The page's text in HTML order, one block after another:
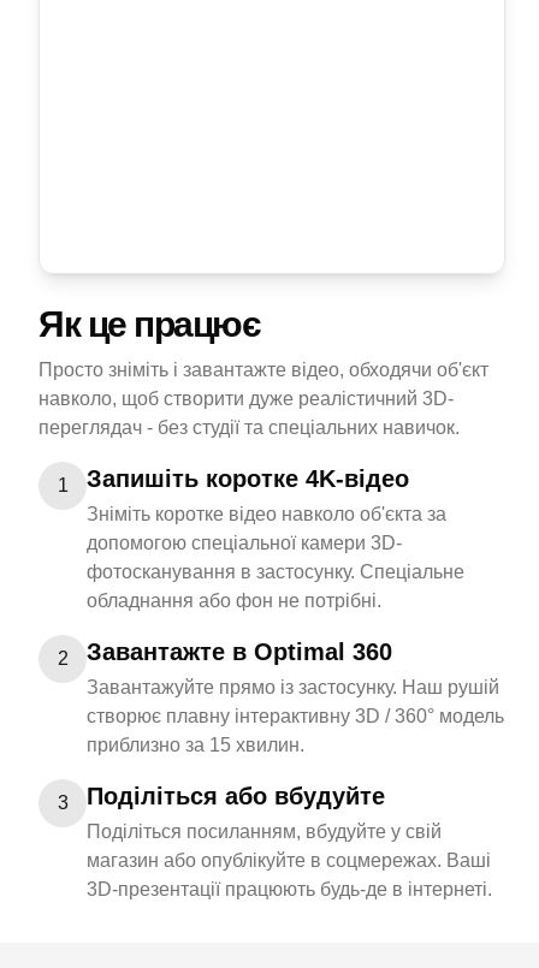
Як це працює
Просто зніміть і завантажте відео, обходячи об'єкт
навколо, щоб створити дуже реалістичний 3D-
переглядач - без студії та спеціальних навичок.
1 Запишіть коротке 4K-відео
Зніміть коротке відео навколо об'єкта за
допомогою спеціальної камери 3D-
фотосканування в застосунку. Спеціальне
обладнання або фон не потрібні.
2 Завантажте в Optimal 360
Завантажуйте прямо із застосунку. Наш рушій
створює плавну інтерактивну 3D / 360° модель
приблизно за 15 хвилин.
3 Поділіться або вбудуйте
Поділіться посиланням, вбудуйте у свій
магазин або опублікуйте в соцмережах. Ваші
3D-презентації працюють будь-де в інтернеті.